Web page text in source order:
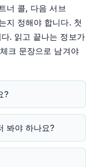
너 콜, 다음 서브
지 정해야 합니다. 첫
. 읽고 끝나는 정보가
크 문장으로 남겨야
?
봐야 하나요?